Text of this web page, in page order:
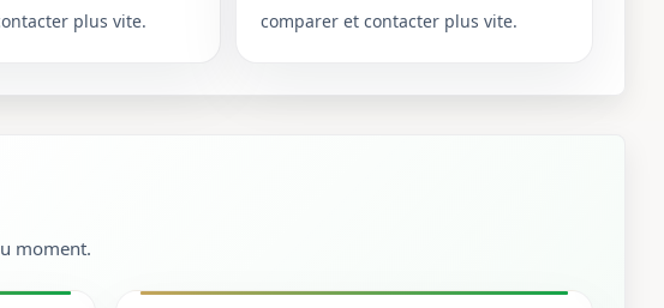
plus vite.
comparer et contacter plus vite.
moment.